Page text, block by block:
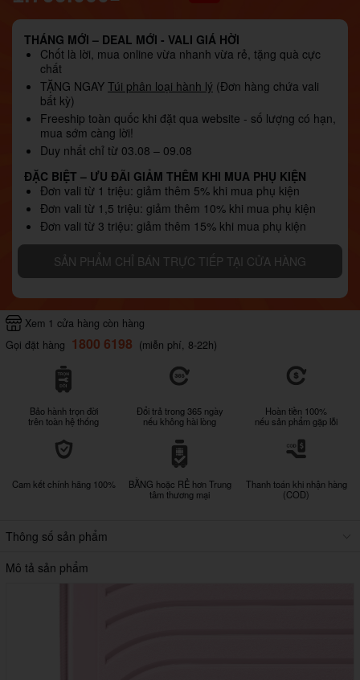
THÁNG MỚI – DEAL MỚI - VALI GIÁ HỜI
Chốt là lời, mua online vừa nhanh vừa rẻ, tặng quà cực
chất
TẶNG NGAY Túi phân loại hành lý (Đơn hàng chứa vali
bất kỳ)
Freeship toàn quốc khi đặt qua website - số lượng có hạn,
mua sớm càng lời!
Duy nhất chỉ từ 03.08 – 09.08
ĐẶC BIỆT – ƯU ĐÃI GIẢM THÊM KHI MUA PHỤ KIỆN
Đơn vali từ 1 triệu: giảm thêm 5% khi mua phụ kiện
Đơn vali từ 1,5 triệu: giảm thêm 10% khi mua phụ kiện
Đơn vali từ 3 triệu: giảm thêm 15% khi mua phụ kiện
SẢN PHẨM CHỈ BÁN TRỰC TIẾP TẠI CỬA HÀNG
Xem 1 cửa hàng còn hàng
Gọi đặt hàng 1800 6198 (miễn phí, 8-22h)
Bảo hành trọn đời
trên toàn hệ thống
Đổi trả trong 365 ngày
nếu không hài lòng
Hoàn tiền 100%
nếu sản phẩm gặp lỗi
Cam kết chính hãng 100%
BẰNG hoặc RẺ hơn Trung
tâm thương mại
Thanh toán khi nhận hàng
(COD)
Thông số sản phẩm
Mô tả sản phẩm